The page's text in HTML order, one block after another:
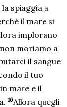
spiaggia a
il mare si
implorano
moriamo a
il sangue
il tuo
mare e il
16Allora quegli